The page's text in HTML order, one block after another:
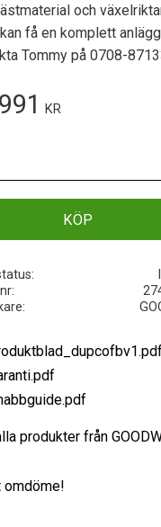
och
få en komplett
Tommy på 0708-
KR
KÖP
produkter från
omdöme!